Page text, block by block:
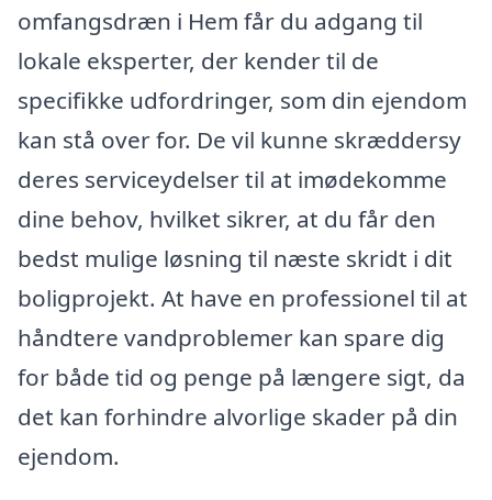
omfangsdræn i Hem får du adgang til
lokale eksperter, der kender til de
specifikke udfordringer, som din ejendom
kan stå over for. De vil kunne skræddersy
deres serviceydelser til at imødekomme
dine behov, hvilket sikrer, at du får den
bedst mulige løsning til næste skridt i dit
boligprojekt. At have en professionel til at
håndtere vandproblemer kan spare dig
for både tid og penge på længere sigt, da
det kan forhindre alvorlige skader på din
ejendom.